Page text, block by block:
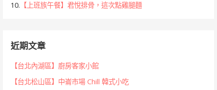
10. 【上班族午餐】君悅排骨，這次點雞腿麵
近期文章
【台北內湖區】廚房客家小館
【台北松山區】中崙市場 Chill 韓式小吃